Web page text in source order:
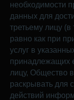
необходимости
данных для
третьему лицу
равно как при
услуг в
принадлежащих
лицу, Общество
раскрывать для
действий